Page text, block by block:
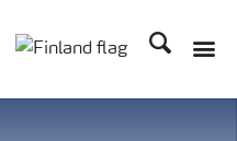
Etsi